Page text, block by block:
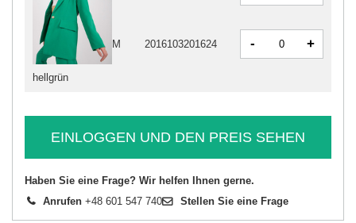
hellgrün
M 2016103201624 - +
EINLOGGEN UND DEN PREIS SEHEN
Haben Sie eine Frage? Wir helfen Ihnen gerne.
Anrufen +48 601 547 740 Stellen Sie eine Frage